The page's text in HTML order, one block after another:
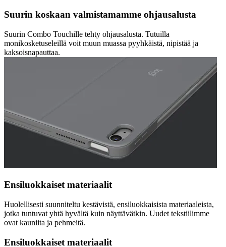
Suurin koskaan valmistamamme ohjausalusta
Suurin Combo Touchille tehty ohjausalusta. Tutuilla
monikosketuseleillä voit muun muassa pyyhkäistä, nipistää ja
kaksoisnapauttaa.
Ensiluokkaiset materiaalit
Huolellisesti suunniteltu kestävistä, ensiluokkaisista materiaaleista,
jotka tuntuvat yhtä hyvältä kuin näyttävätkin. Uudet tekstiilimme
ovat kauniita ja pehmeitä.
Ensiluokkaiset materiaalit